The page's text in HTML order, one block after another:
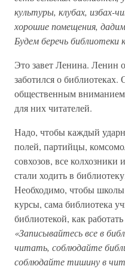
культуры, клубах, избах-
хорошие помещения,
Будем беречь библиотеки
Это завет Ленина. Ленин
заботился о
общественным вниманием
для них читателей.
Надо, чтобы каждый
полей, партийцы,
совхозов, все колхозники
стали ходить в
Необходимо, чтобы
курсы, сама библиотека
библиотекой, как
«Записывайтесь все в
читать, соблюдайте
соблюдайте тишину в